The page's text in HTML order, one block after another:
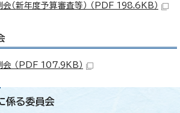
（新年度予算審査等） （PDF 198.6KB）
（PDF 107.9KB）
係る委員会